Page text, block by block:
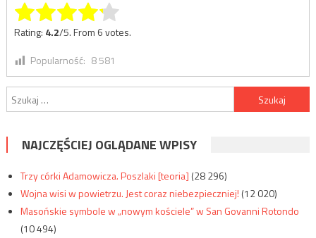
Rate this item:
Rating: 4.2/5. From 6 votes.
Popularność: 8 581
Szukaj:
NAJCZĘŚCIEJ OGLĄDANE WPISY
Trzy córki Adamowicza. Poszlaki [teoria] (28 296)
Wojna wisi w powietrzu. Jest coraz niebezpieczniej! (12 020)
Masońskie symbole w „nowym kościele” w San Govanni Rotondo
(10 494)